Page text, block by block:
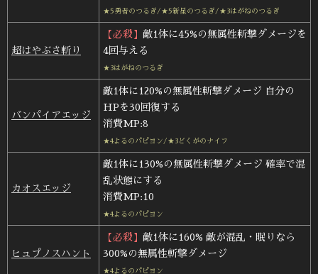
★5勇者のつるぎ/★5新星のつるぎ/★3はがねのつるぎ
超はやぶさ斬り
【必殺】 敵1体に45%の無属性斬撃ダメージを
4回与える
★3はがねのつるぎ
バンパイアエッジ
敵1体に120%の無属性斬撃ダメージ 自分の
HPを30回復する
消費MP:8
★4よるのパピヨン/★3どくがのナイフ
カオスエッジ
敵1体に130%の無属性斬撃ダメージ 確率で混
乱状態にする
消費MP:10
★4よるのパピヨン
ヒュプノスハント
【必殺】 敵1体に160% 敵が混乱・眠りなら
300%の無属性斬撃ダメージ
★4よるのパピヨン